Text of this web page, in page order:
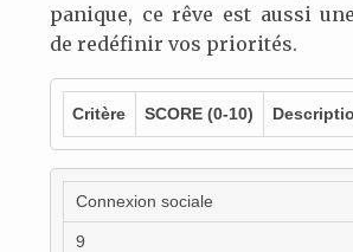
panique, ce rêve est aussi
de redéfinir vos priorités.
Critère SCORE (0-10)
Connexion sociale
9